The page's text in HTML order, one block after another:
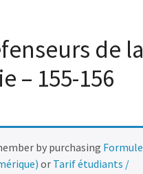
de la
– 155-156
by purchasing Formule
or Tarif étudiants /